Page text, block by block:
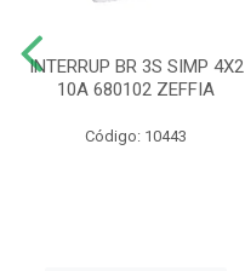
INTERRUP BR 3S SIMP 4X2
10A 680102 ZEFFIA
Código: 10443